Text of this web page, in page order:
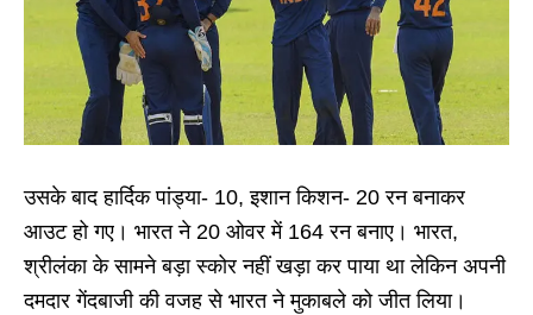
उसके बाद हार्दिक पांड्या- 10, इशान किशन- 20 रन बनाकर
आउट हो गए। भारत ने 20 ओवर में 164 रन बनाए। भारत,
श्रीलंका के सामने बड़ा स्कोर नहीं खड़ा कर पाया था लेकिन अपनी
दमदार गेंदबाजी की वजह से भारत ने मुकाबले को जीत लिया।